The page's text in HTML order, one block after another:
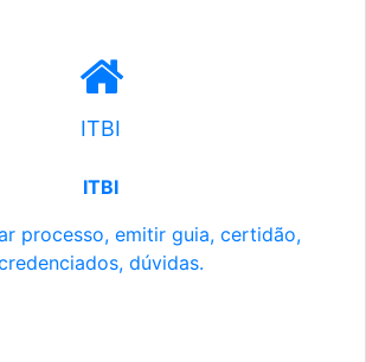
ITBI
ITBI
processo, emitir guia, certidão,
dúvidas.